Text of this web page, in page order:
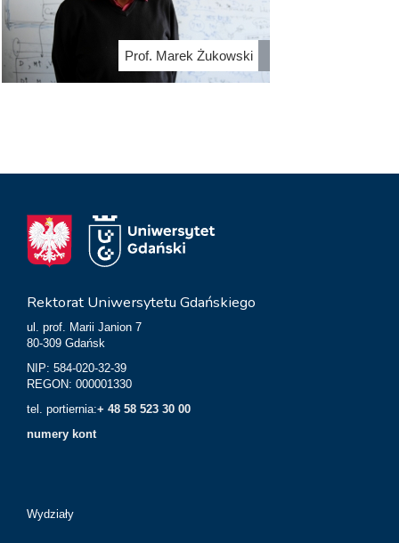
Prof. Marek Żukowski
Rektorat Uniwersytetu Gdańskiego
ul. prof. Marii Janion 7
80-309 Gdańsk
NIP: 584-020-32-39
REGON: 000001330
tel. portiernia:+ 48 58 523 30 00
numery kont
Wydziały